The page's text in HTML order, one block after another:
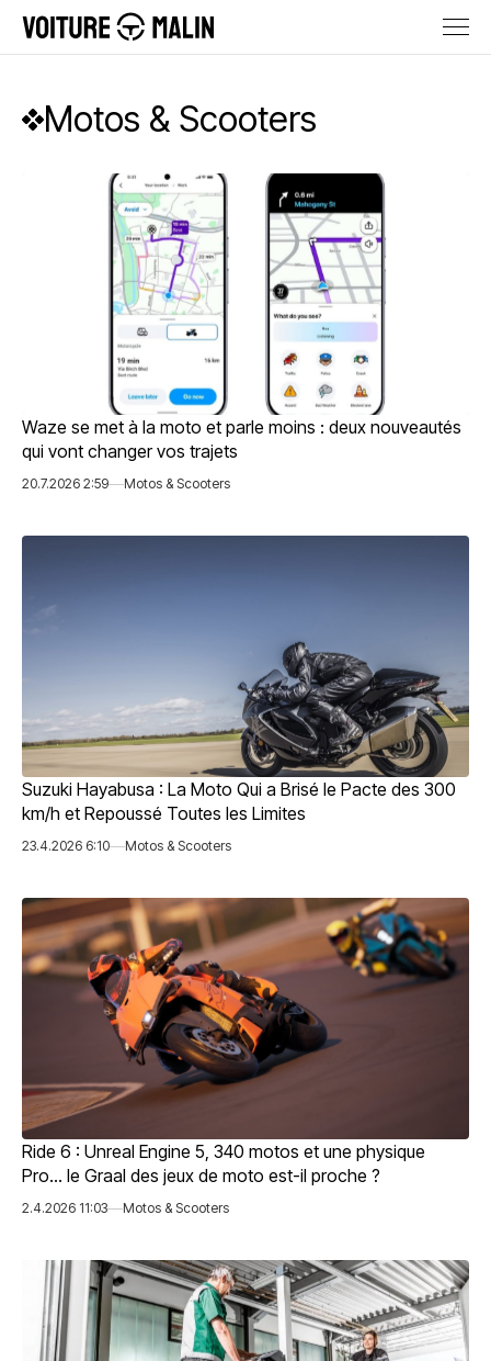
Motos & Scooters
Waze se met à la moto et parle moins : deux nouveautés
qui vont changer vos trajets
20.7.2026 2:59 Motos & Scooters
Suzuki Hayabusa : La Moto Qui a Brisé le Pacte des 300
km/h et Repoussé Toutes les Limites
23.4.2026 6:10 Motos & Scooters
Ride 6 : Unreal Engine 5, 340 motos et une physique
Pro… le Graal des jeux de moto est-il proche ?
2.4.2026 11:03 Motos & Scooters